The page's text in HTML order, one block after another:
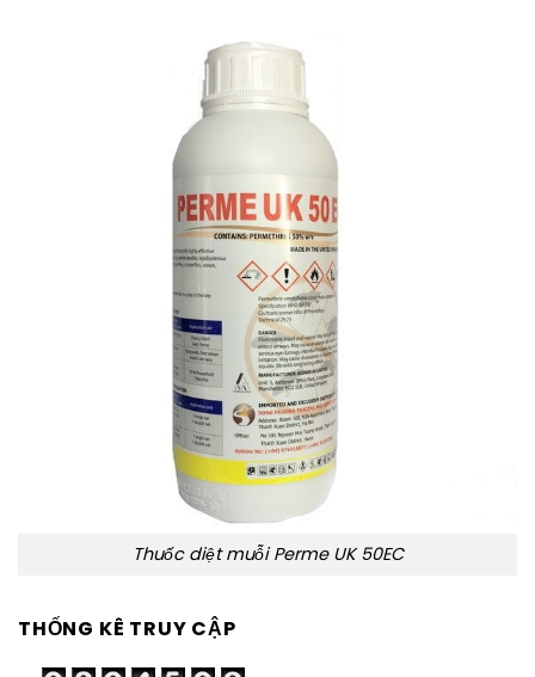
Thuốc diệt muỗi Perme UK 50EC
THỐNG KÊ TRUY CẬP